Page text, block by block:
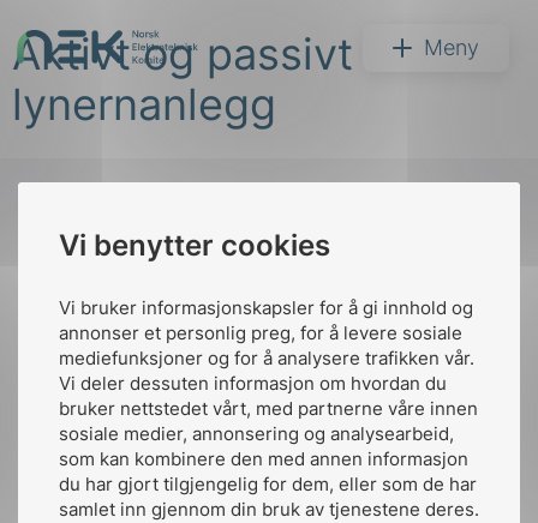
Vi benytter cookies
Vi bruker informasjonskapsler for å gi innhold og
annonser et personlig preg, for å levere sosiale
mediefunksjoner og for å analysere trafikken vår.
Vi deler dessuten informasjon om hvordan du
bruker nettstedet vårt, med partnerne våre innen
sosiale medier, annonsering og analysearbeid,
som kan kombinere den med annen informasjon
du har gjort tilgjengelig for dem, eller som de har
samlet inn gjennom din bruk av tjenestene deres.
innhold
NEK Meny
Søk
Aktivt og passivt
lynernanlegg
Kontakt oss
Ansatte
nek@nek.no
Kontakt
Bruk av Cookies
toppen